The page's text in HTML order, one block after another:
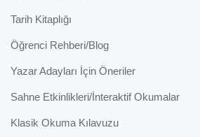
Tarih Kitaplığı
Öğrenci Rehberi/Blog
Yazar Adayları İçin Öneriler
Sahne Etkinlikleri/İnteraktif Okumalar
Klasik Okuma Kılavuzu